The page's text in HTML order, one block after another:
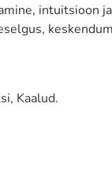
intuitsioon
Kaalud.